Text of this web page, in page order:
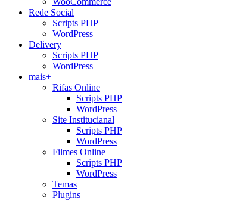
Rede Social
Scripts PHP
WordPress
Delivery
Scripts PHP
WordPress
mais+
Rifas Online
Scripts PHP
WordPress
Site Institucianal
Scripts PHP
WordPress
Filmes Online
Scripts PHP
WordPress
Temas
Plugins